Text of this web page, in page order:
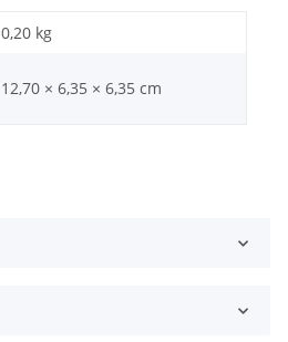
0,20 kg
12,70 × 6,35 × 6,35 cm